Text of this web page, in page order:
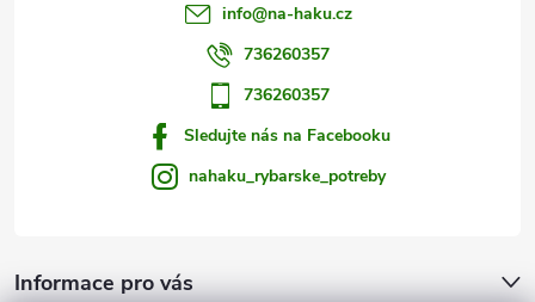
Informace pro vás
info@na-haku.cz
736260357
736260357
Sledujte nás na Facebooku
nahaku_rybarske_potreby